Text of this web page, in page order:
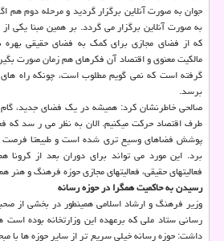
جوان به صورت آنلاین برگزار گردید و مرحله دوم هم
به صورت آنلاین برگزار می گردد. بر همین مبنا یکی
که از فضای مجازی برای کمک به فضای حقیقی بهره
مالکیت معنوی و اقتصاد آن فکرهای هم زمان صورت
گرفته است که نمی گویم مطلوب است، چونکه راه های
برسد.
صالحی خاطرنشان کرد: همیشه در یک فضای جدید، گام
طرف اقتصاد حرکت میکنیم. الان به نظر می ر سد که
پوشش فضاهای وسیع تری شده است و طبیعتا فرصت
برد. این مورد می تواند برای دوران بعد از کرونا
فعالیتهای حقیقی، فعالیتهای مجازی حوزه فرهنگ و هنر
رسیدن به حاکمیت همگرا در حوزه رسانه
وزیر فرهنگ و ارشاد اسلامی همینطور در بخشی از
رسانی ستاد ملی که برعهده این وزارتخانه بوده